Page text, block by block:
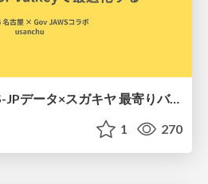
名古屋の市バスGTFS-JPデータ×スガキヤ 最寄りバス停検索をAmazon ElastiCache Serverless for Valkeyで最適化する
1 270